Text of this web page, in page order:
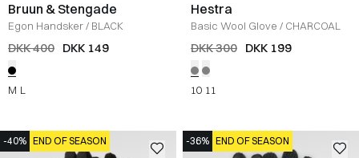
Bruun & Stengade
Egon Handsker/ BLACK
DKK 400 DKK 149
M L
Hestra
Basic Wool Glove / CHARCOAL
DKK 300 DKK 199
10 11
-40% END OF SEASON -36% END OF SEASON